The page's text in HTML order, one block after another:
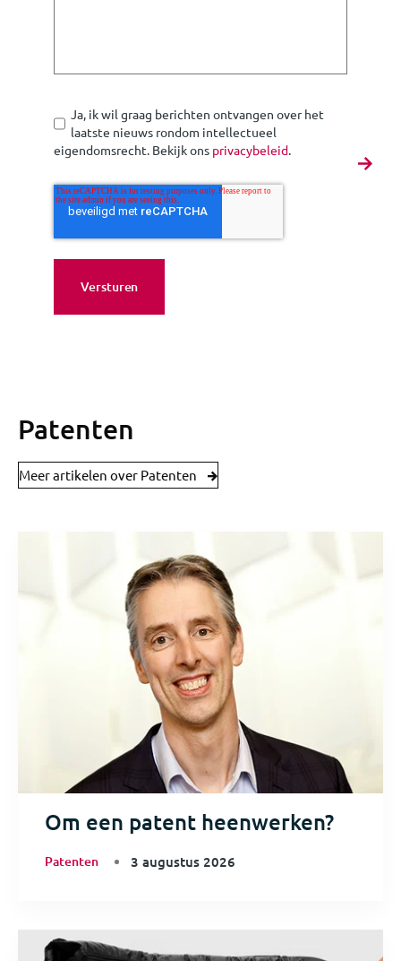
Ja, ik wil graag berichten ontvangen over het
laatste nieuws rondom intellectueel
eigendomsrecht. Bekijk ons privacybeleid.
Patenten
Meer artikelen over Patenten
Om een patent heenwerken?
Patenten 3 augustus 2026